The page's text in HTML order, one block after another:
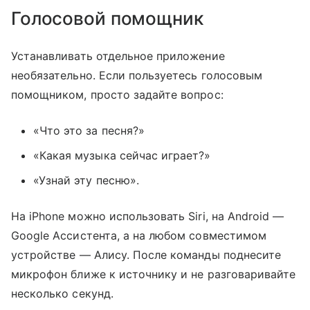
Голосовой помощник
Устанавливать отдельное приложение
необязательно. Если пользуетесь голосовым
помощником, просто задайте вопрос:
«Что это за песня?»
«Какая музыка сейчас играет?»
«Узнай эту песню».
На iPhone можно использовать Siri, на Android —
Google Ассистента, а на любом совместимом
устройстве — Алису. После команды поднесите
микрофон ближе к источнику и не разговаривайте
несколько секунд.